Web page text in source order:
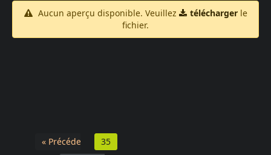
Aucun aperçu disponible. Veuillez téléchargerle
fichier.
« Précédent
35